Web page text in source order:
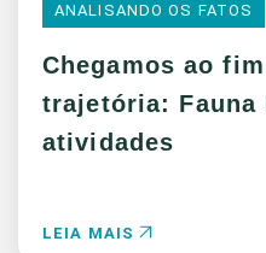
ANALISANDO OS FATOS
Chegamos ao
trajetória: Fauna
atividades
LEIA MAIS